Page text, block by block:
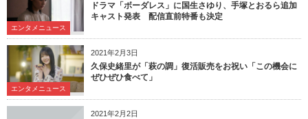
エンタメニュース
ドラマ「ボーダレス」に国生さゆり、手塚とおるら追加
キャスト発表 配信直前特番も決定
2021年2月3日
エンタメニュース
久保史緒里が「萩の調」復活販売をお祝い「この機会に
ぜひぜひ食べて」
2021年2月2日